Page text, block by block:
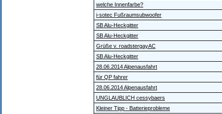
welche Innenfarbe?
i-sotec Fußraumsubwoofer
SB Alu-Heckgitter
SB Alu-Heckgitter
Grüße v. roadstergayAC
SB Alu-Heckgitter
28.06.2014 Alpenausfahrt
für QP fahrer
28.06.2014 Alpenausfahrt
UNGLAUBLICH cessybaers
Kleiner Tipp - Batterieprobleme